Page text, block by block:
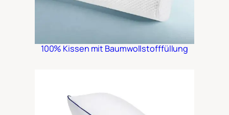
100% Kissen mit Baumwollstofffüllung